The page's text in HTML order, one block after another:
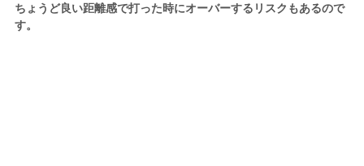
ちょうど良い距離感で打った時にオーバーするリスクもあるので
す。